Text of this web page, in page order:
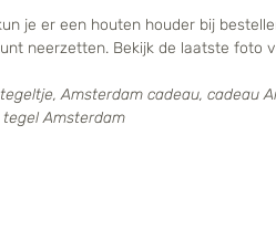
je er een houten houder bij
neerzetten. Bekijk de laatste foto
Amsterdam cadeau, cadeau
Amsterdam